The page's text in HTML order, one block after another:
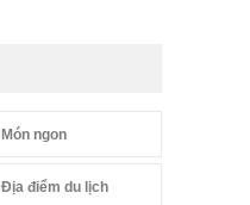
Món ngon
Địa điểm du lịch